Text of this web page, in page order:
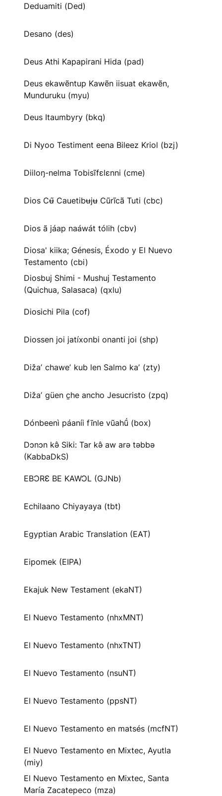
Deduamiti (Ded)
Desano (des)
Deus Athi Kapapirani Hida (pad)
Deus ekawẽntup Kawẽn iisuat ekawẽn,
Munduruku (myu)
Deus Itaumbyry (bkq)
Di Nyoo Testiment eena Bileez Kriol (bzj)
Diiloŋ-nelma Tobisĩfɛlɛnni (cme)
Dios Cʉ̃ Cauetibʉjʉ Cũrĩcã Tuti (cbc)
Dios ã jáap naáwát tólih (cbv)
Diosa' kiika; Génesis, Éxodo y El Nuevo
Testamento (cbi)
Diosbuj Shimi - Mushuj Testamento
(Quichua, Salasaca) (qxlu)
Diosichi Pila (cof)
Diossen joi jatíxonbi onanti joi (shp)
Dižaʼ chaweʼ kub len Salmo kaʼ (zty)
Dižaʼ güen c̱he ancho Jesucristo (zpq)
Dónbeenì páaníi fĩnle vũahṹ (box)
Dɔnɔn kə̂ Siki: Tar kə̂ aw arə təbbə
(KabbaDkS)
EBƆRƐ BE KAWƆL (GJNb)
Echilaano Chiyayaya (tbt)
Egyptian Arabic Translation (EAT)
Eipomek (EIPA)
Ekajuk New Testament (ekaNT)
El Nuevo Testamento (nhxMNT)
El Nuevo Testamento (nhxTNT)
El Nuevo Testamento (nsuNT)
El Nuevo Testamento (ppsNT)
El Nuevo Testamento en matsés (mcfNT)
El Nuevo Testamento en Mixtec, Ayutla
(miy)
El Nuevo Testamento en Mixtec, Santa
María Zacatepeco (mza)